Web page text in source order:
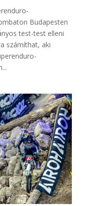
Budapesten
test-test elleni
számíthat, aki